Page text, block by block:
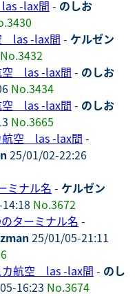
-lax間 - のしお
las -lax間 - ケルゼン
No.3432
空 las -lax間 - のしお
No.3434
空 las -lax間 - のしお
No.3665
航空 las -lax間 -
25/01/02-22:26
ミナル名 - ケルゼン
No.3672
ターミナル名 -
25/01/05-21:11
カ航空 las -lax間 - のし
16:23 No.3674